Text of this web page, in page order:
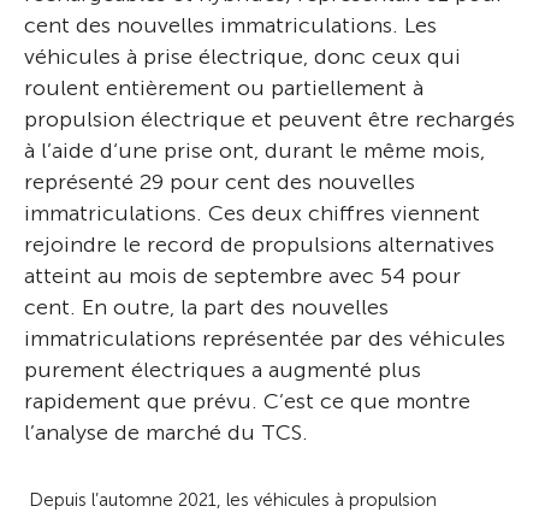
cent des nouvelles immatriculations. Les
véhicules à prise électrique, donc ceux qui
roulent entièrement ou partiellement à
propulsion électrique et peuvent être rechargés
à l’aide d‘une prise ont, durant le même mois,
représenté 29 pour cent des nouvelles
immatriculations. Ces deux chiffres viennent
rejoindre le record de propulsions alternatives
atteint au mois de septembre avec 54 pour
cent. En outre, la part des nouvelles
immatriculations représentée par des véhicules
purement électriques a augmenté plus
rapidement que prévu. C’est ce que montre
l’analyse de marché du TCS.
Depuis l’automne 2021, les véhicules à propulsion